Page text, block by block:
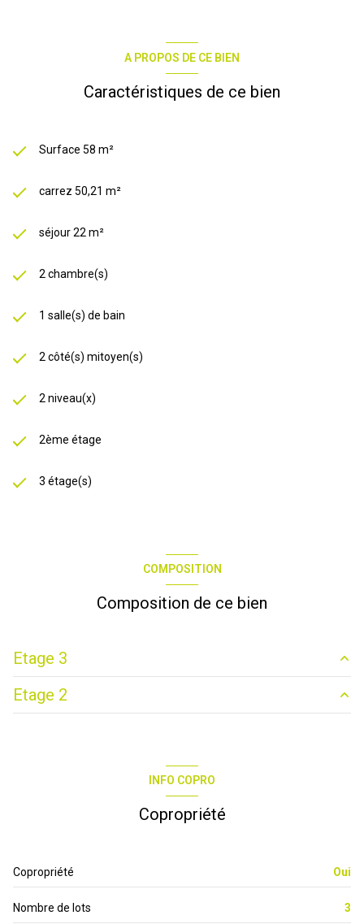
A PROPOS DE CE BIEN
Caractéristiques de ce bien
Surface 58 m²
carrez 50,21 m²
séjour 22 m²
2 chambre(s)
1 salle(s) de bain
2 côté(s) mitoyen(s)
2 niveau(x)
2ème étage
3 étage(s)
COMPOSITION
Composition de ce bien
Etage 3
chambre
Etage 2
INFO COPRO
Copropriété
Copropriété Oui
Nombre de lots 3